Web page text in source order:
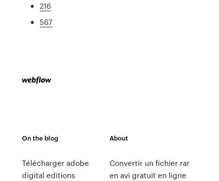
216
567
On the blog
Télécharger adobe
digital editions
About
Convertir un fichier rar
en avi gratuit en ligne